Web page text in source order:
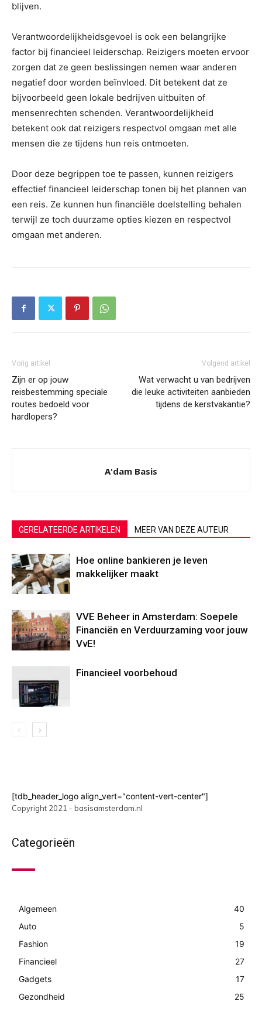
blijven.
Verantwoordelijkheidsgevoel is ook een belangrijke
factor bij financieel leiderschap. Reizigers moeten ervoor
zorgen dat ze geen beslissingen nemen waar anderen
negatief door worden beïnvloed. Dit betekent dat ze
bijvoorbeeld geen lokale bedrijven uitbuiten of
mensenrechten schenden. Verantwoordelijkheid
betekent ook dat reizigers respectvol omgaan met alle
mensen die ze tijdens hun reis ontmoeten.
Door deze begrippen toe te passen, kunnen reizigers
effectief financieel leiderschap tonen bij het plannen van
een reis. Ze kunnen hun financiële doelstelling behalen
terwijl ze toch duurzame opties kiezen en respectvol
omgaan met anderen.
Vorig artikel
Zijn er op jouw
reisbestemming speciale
routes bedoeld voor
hardlopers?
Volgend artikel
Wat verwacht u van bedrijven
die leuke activiteiten aanbieden
tijdens de kerstvakantie?
A'dam Basis
GERELATEERDE ARTIKELEN MEER VAN DEZE AUTEUR
Hoe online bankieren je leven
makkelijker maakt
VVE Beheer in Amsterdam: Soepele
Financiën en Verduurzaming voor jouw
VvE!
Financieel voorbehoud
[tdb_header_logo align_vert="content-vert-center"]
Copyright 2021 - basisamsterdam.nl
Categorieën
Algemeen
40
Auto
5
Fashion
19
Financieel
27
Gadgets
17
Gezondheid
25